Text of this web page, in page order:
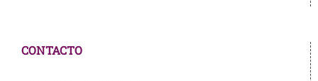
CONTACTO